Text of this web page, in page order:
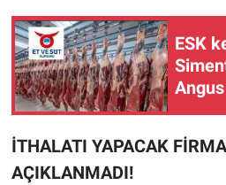
ESK
İTHALATI YAPACAK
AÇIKLANMADI!